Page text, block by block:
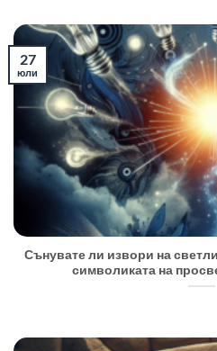
Сънувате ли извори на
символиката на
27
юли